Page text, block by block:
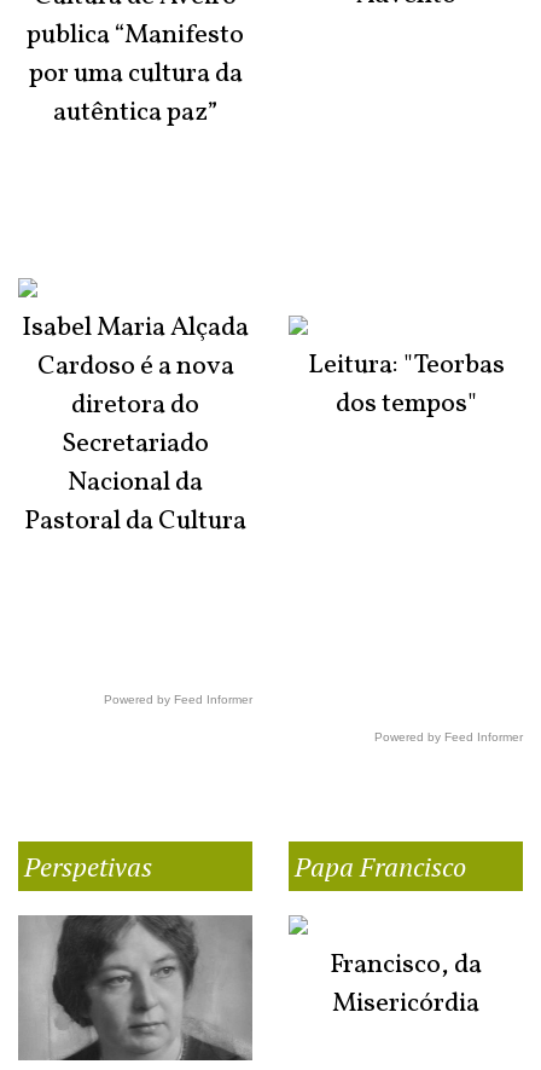
publica “Manifesto
por uma cultura da
autêntica paz”
Isabel Maria Alçada
Cardoso é a nova
diretora do
Secretariado
Nacional da
Pastoral da Cultura
Powered by Feed Informer
Leitura: "Teorbas
dos tempos"
Powered by Feed Informer
Perspetivas Papa Francisco
Francisco, da
Misericórdia